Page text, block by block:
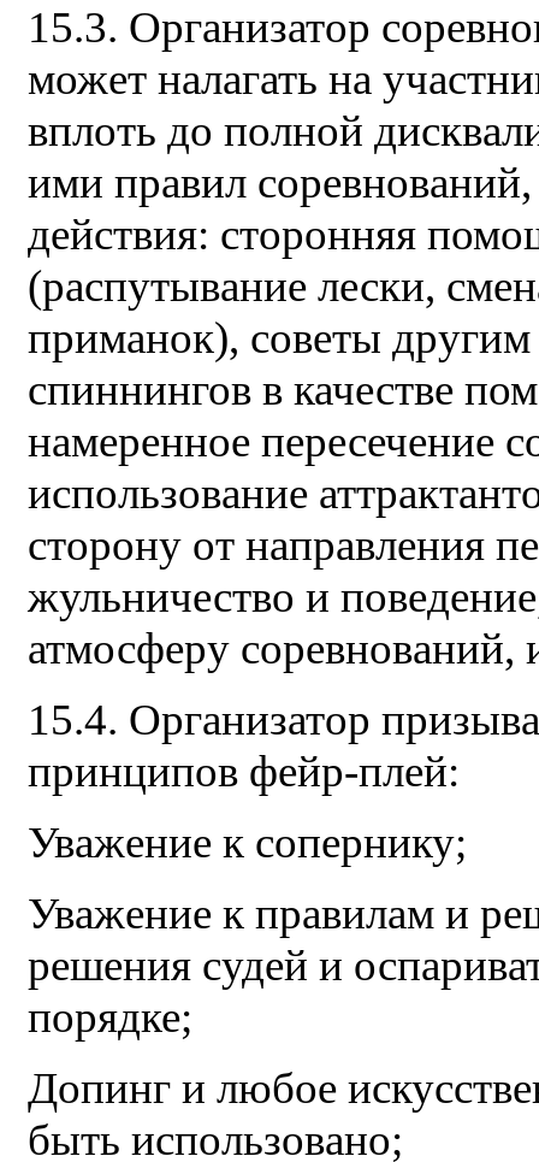
15.3. Организатор
может налагать на
вплоть до полной
ими правил
действия: сторонняя
(распутывание лески,
приманок), советы
спиннингов в качестве
намеренное пересечение
использование
сторону от направления
жульничество и
атмосферу соревнований,
15.4. Организатор
принципов фейр-плей:
Уважение к сопернику;
Уважение к правилам и
решения судей и
порядке;
Допинг и любое
быть использовано;